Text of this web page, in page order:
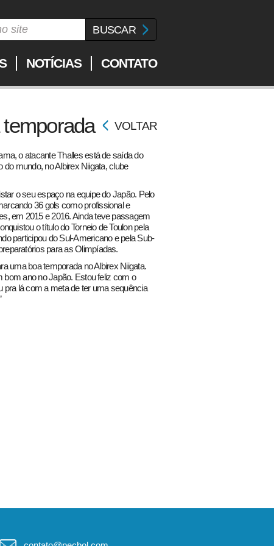
NOTÍCIAS CONTATO
VOLTAR
o atacante Thalles está de saída do
do mundo, no Albirex Niigata, clube
o seu espaço na equipe do Japão. Pelo
36 gols como profissional e
em 2015 e 2016. Ainda teve passagem
o título do Torneio de Toulon pela
participou do Sul-Americano e pela Sub-
para as Olimpíadas.
uma boa temporada no Albirex Niigata.
bom ano no Japão. Estou feliz com o
pra lá com a meta de ter uma sequência